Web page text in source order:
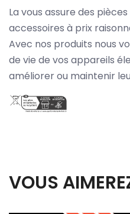
La vous assure des
accessoires à prix
Avec nos produits nous
de vie de vos appareils
améliorer ou maintenir
VOUS